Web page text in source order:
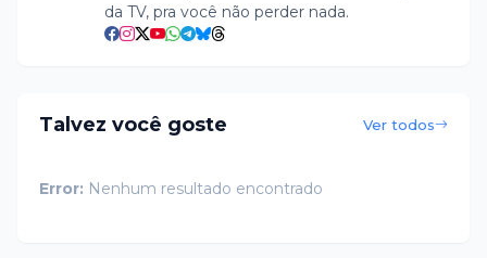
da TV, pra você não perder nada.
Talvez você goste Ver todos
Error: Nenhum resultado encontrado